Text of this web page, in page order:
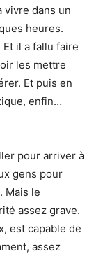
vivre dans un
heures.
il a fallu faire
les mettre
Et puis en
enfin…
pour arriver à
gens pour
Mais le
assez grave.
est capable de
assez